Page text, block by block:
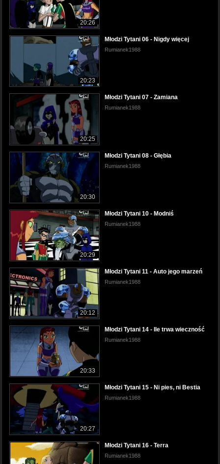
20:26
20:23
Młodzi Tytani 06 - Nigdy więcej
Rumianek1988
20:25
Młodzi Tytani 07 - Zamiana
Rumianek1988
20:30
Młodzi Tytani 08 - Głębia
Rumianek1988
20:29
Młodzi Tytani 10 - Modniś
Rumianek1988
20:12
Młodzi Tytani 11 - Auto jego marzeń
Rumianek1988
20:33
Młodzi Tytani 14 - Ile trwa wieczność
Rumianek1988
20:27
Młodzi Tytani 15 - Ni pies, ni Bestia
Rumianek1988
Młodzi Tytani 16 - Terra
Rumianek1988